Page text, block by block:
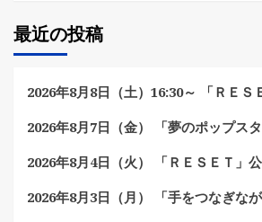
最近の投稿
2026年8月8日（土）16:30～ 「ＲＥＳ
2026年8月7日（金） 「夢のポップス
2026年8月4日（火） 「ＲＥＳＥＴ」
2026年8月3日（月） 「手をつなぎな